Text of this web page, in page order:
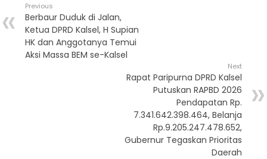
Previous
Berbaur Duduk di Jalan,
Ketua DPRD Kalsel, H Supian
HK dan Anggotanya Temui
Aksi Massa BEM se-Kalsel
Next
Rapat Paripurna DPRD Kalsel
Putuskan RAPBD 2026
Pendapatan Rp.
7.341.642.398.464, Belanja
Rp.9.205.247.478.652,
Gubernur Tegaskan Prioritas
Daerah